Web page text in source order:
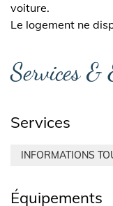
voiture.
Le logement ne
Services &
Services
INFORMATIONS
Équipements